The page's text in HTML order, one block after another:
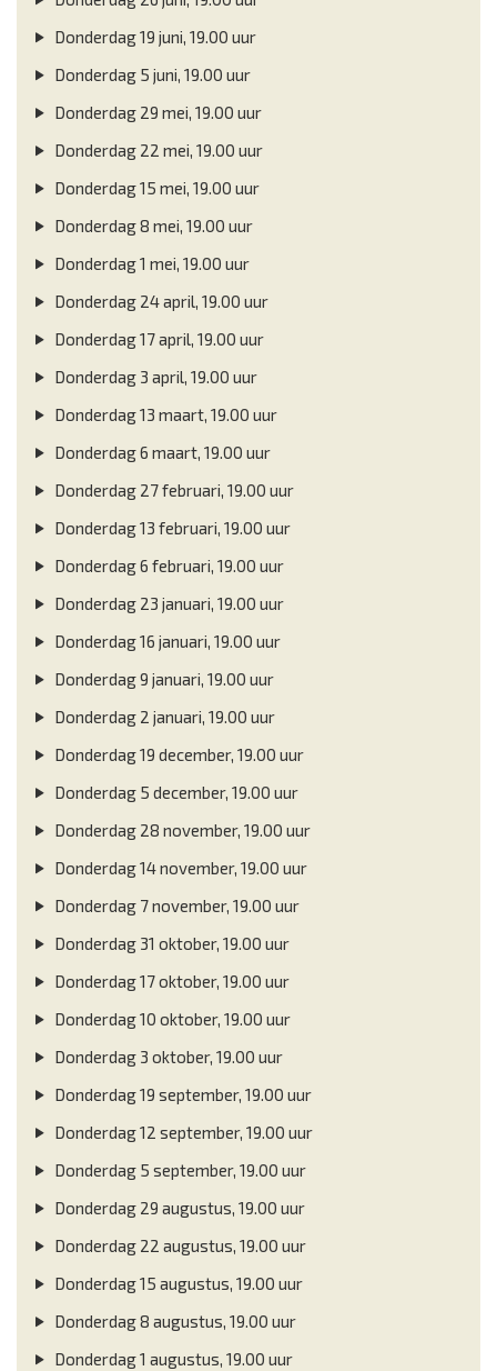
Donderdag 19 juni, 19.00 uur
Donderdag 5 juni, 19.00 uur
Donderdag 29 mei, 19.00 uur
Donderdag 22 mei, 19.00 uur
Donderdag 15 mei, 19.00 uur
Donderdag 8 mei, 19.00 uur
Donderdag 1 mei, 19.00 uur
Donderdag 24 april, 19.00 uur
Donderdag 17 april, 19.00 uur
Donderdag 3 april, 19.00 uur
Donderdag 13 maart, 19.00 uur
Donderdag 6 maart, 19.00 uur
Donderdag 27 februari, 19.00 uur
Donderdag 13 februari, 19.00 uur
Donderdag 6 februari, 19.00 uur
Donderdag 23 januari, 19.00 uur
Donderdag 16 januari, 19.00 uur
Donderdag 9 januari, 19.00 uur
Donderdag 2 januari, 19.00 uur
Donderdag 19 december, 19.00 uur
Donderdag 5 december, 19.00 uur
Donderdag 28 november, 19.00 uur
Donderdag 14 november, 19.00 uur
Donderdag 7 november, 19.00 uur
Donderdag 31 oktober, 19.00 uur
Donderdag 17 oktober, 19.00 uur
Donderdag 10 oktober, 19.00 uur
Donderdag 3 oktober, 19.00 uur
Donderdag 19 september, 19.00 uur
Donderdag 12 september, 19.00 uur
Donderdag 5 september, 19.00 uur
Donderdag 29 augustus, 19.00 uur
Donderdag 22 augustus, 19.00 uur
Donderdag 15 augustus, 19.00 uur
Donderdag 8 augustus, 19.00 uur
Donderdag 1 augustus, 19.00 uur